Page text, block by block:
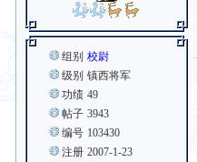
组别 校尉
级别 镇西将军
功绩 49
帖子 3943
编号 103430
注册 2007-1-23